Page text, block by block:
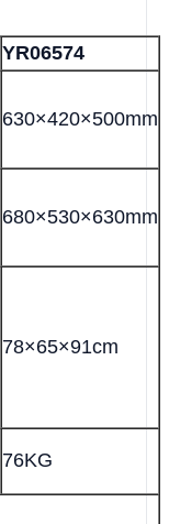
YR06574
630×420×500mm
680×530×630mm
78×65×91cm
76KG